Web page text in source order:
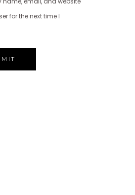
for the next time I